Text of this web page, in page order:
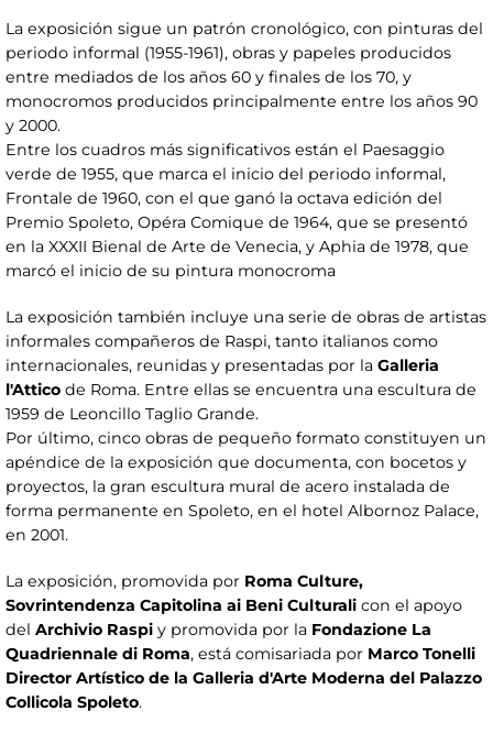
La exposición sigue un patrón cronológico, con pinturas del
periodo informal (1955-1961), obras y papeles producidos
entre mediados de los años 60 y finales de los 70, y
monocromos producidos principalmente entre los años 90
y 2000.
Entre los cuadros más significativos están el Paesaggio
verde de 1955, que marca el inicio del periodo informal,
Frontale de 1960, con el que ganó la octava edición del
Premio Spoleto, Opéra Comique de 1964, que se presentó
en la XXXII Bienal de Arte de Venecia, y Aphia de 1978, que
marcó el inicio de su pintura monocroma
La exposición también incluye una serie de obras de artistas
informales compañeros de Raspi, tanto italianos como
internacionales, reunidas y presentadas por la Galleria
l'Attico de Roma. Entre ellas se encuentra una escultura de
1959 de Leoncillo Taglio Grande.
Por último, cinco obras de pequeño formato constituyen un
apéndice de la exposición que documenta, con bocetos y
proyectos, la gran escultura mural de acero instalada de
forma permanente en Spoleto, en el hotel Albornoz Palace,
en 2001.
La exposición, promovida por Roma Culture,
Sovrintendenza Capitolina ai Beni Culturali con el apoyo
del Archivio Raspi y promovida por la Fondazione La
Quadriennale di Roma, está comisariada por Marco Tonelli
Director Artístico de la Galleria d'Arte Moderna del Palazzo
Collicola Spoleto.